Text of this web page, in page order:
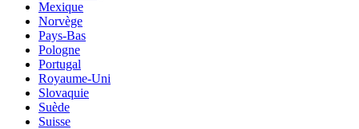
Mexique
Norvège
Pays-Bas
Pologne
Portugal
Royaume-Uni
Slovaquie
Suède
Suisse